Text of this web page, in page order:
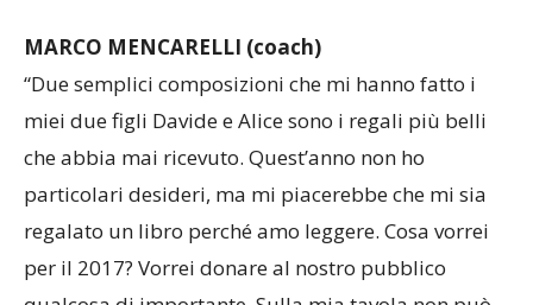
MARCO MENCARELLI (coach)
“Due semplici composizioni che mi hanno fatto i
miei due figli Davide e Alice sono i regali più belli
che abbia mai ricevuto. Quest’anno non ho
particolari desideri, ma mi piacerebbe che mi sia
regalato un libro perché amo leggere. Cosa vorrei
per il 2017? Vorrei donare al nostro pubblico